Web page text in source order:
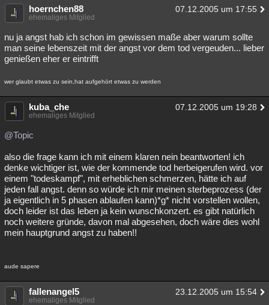
hoernchen88 07.12.2005 um 17:55
ehemaliges Mitglied
nu ja angst hab ich schon im gewissen maße aber warum sollte
man seine lebenszeit mit der angst vor dem tod vergeuden... lieber
genießen eher er eintrifft
wer glaubt etwas zu sein,hat aufgehört etwas zu werden
kuba_che 07.12.2005 um 19:28
ehemaliges Mitglied
@Topic
also die frage kann ich mit einem klaren nein beantworten! ich
denke wichtiger ist, wie der kommende tod herbeigerufen wird. vor
einem "todeskampf", mit erheblichen schmerzen, hätte ich auf
jeden fall angst. denn so würde ich mir meinen sterbeprozess (der
ja eigentlich in 5 phasen ablaufen kann)*g* nicht vorstellen wollen,
doch leider ist das leben ja kein wunschkonzert. es gibt natürlich
noch weitere gründe, davon mal abgesehen, doch wäre dies wohl
mein hauptgrund angst zu haben!!
aude sapere
fallenangel5 23.12.2005 um 15:54
ehemaliges Mitglied